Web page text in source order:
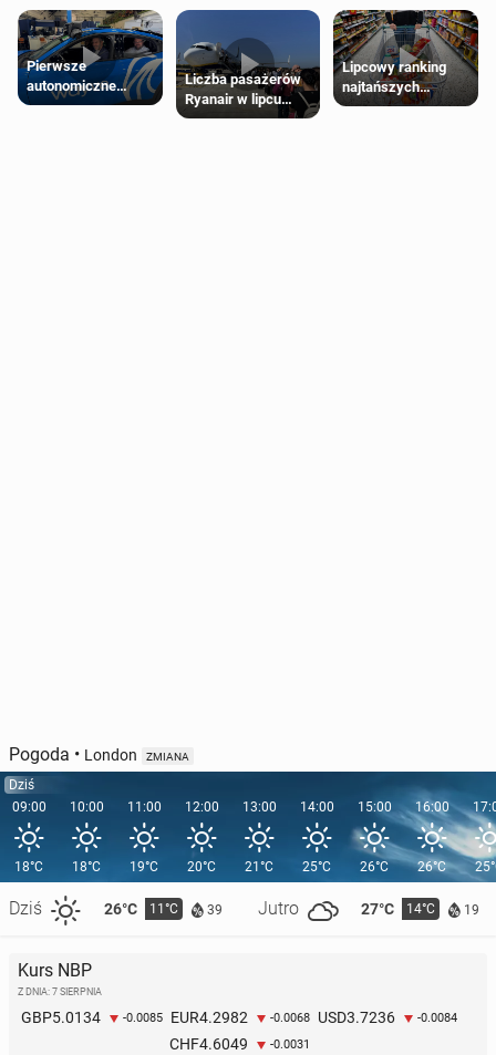
Pierwsze
autonomiczne
Ubery pojawią się
Liczba pasażerów
Ryanair w lipcu
pobiła rekord
Lipcowy ranking
najtańszych
supermarketów
Pogoda • London ZMIANA
Dziś
09:00
18°C
Dziś 26°C 11°C 39 Jutro 27°C 14°C 19
10:00
18°C
11:00
19°C
12:00
20°C
13:00
21°C
14:00
25°C
15:00
26°C
16:00
26°C
Kurs NBP
Z DNIA: 7 SIERPNIA
GBP5.0134 -0.0085 EUR4.2982 -0.0068 USD3.7236 -0.0084
CHF4.6049 -0.0031